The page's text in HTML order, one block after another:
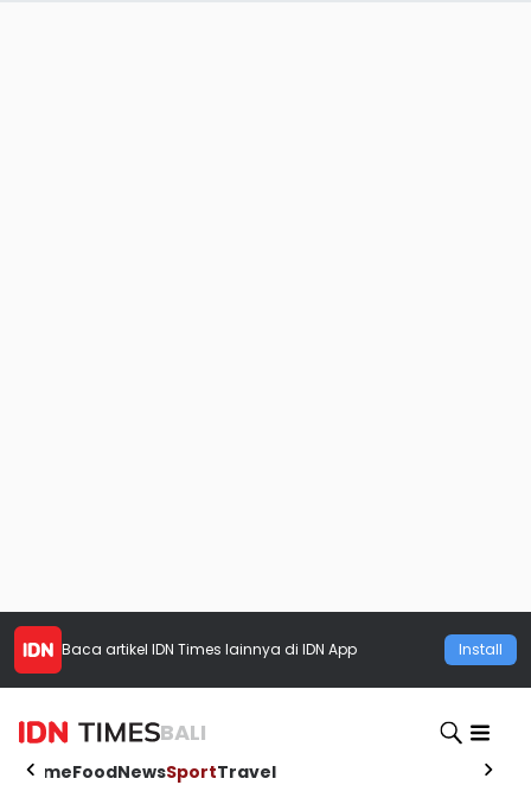
Baca artikel IDN Times lainnya di IDN App Install
BALI
HomeFoodNewsSportTravel